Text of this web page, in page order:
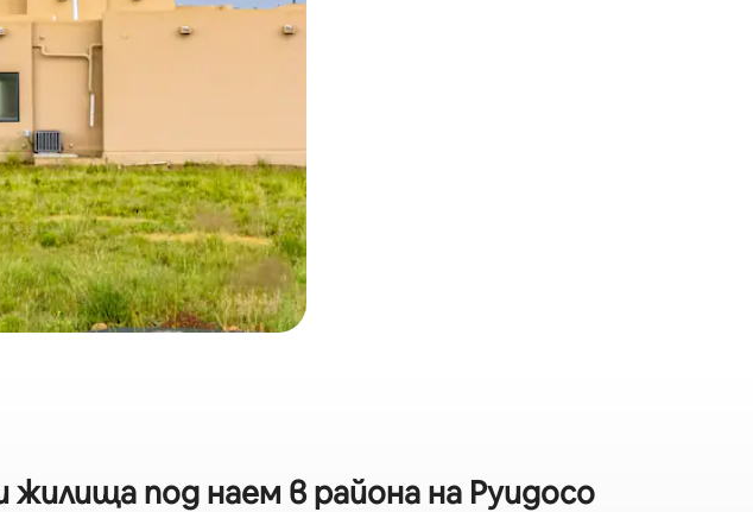
под наем в района на Руидосо